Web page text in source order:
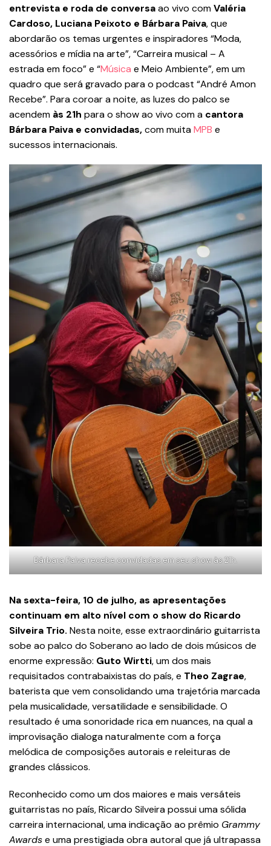
entrevista e roda de conversaao vivo comValéria
Cardoso, Luciana Peixoto e Bárbara Paiva, que
abordarão os temas urgentes e inspiradores “Moda,
acessórios e mídia na arte”, “Carreira musical – A
estrada em foco” e “Música e Meio Ambiente”, em um
quadro que será gravado para o podcast “André Amon
Recebe”. Para coroar a noite, as luzes do palco se
acendem às 21h para o show ao vivo com a cantora
Bárbara Paiva e convidadas,com muitaMPB e
sucessos internacionais.
Bárbara Paiva recebe convidadas em seu show às 21h.
Na sexta-feira, 10 de julho, as apresentações
continuam em alto nível com o show do Ricardo
Silveira Trio. Nesta noite, esse extraordinário guitarrista
sobe ao palco do Soberano ao lado de dois músicos de
enorme expressão: Guto Wirtti, um dos mais
requisitados contrabaixistas do país, e Theo Zagrae,
baterista que vem consolidando uma trajetória marcada
pela musicalidade, versatilidade e sensibilidade. O
resultado é uma sonoridade rica em nuances, na qual a
improvisação dialoga naturalmente com a força
melódica de composições autorais e releituras de
grandes clássicos.
Reconhecido como um dos maiores e mais versáteis
guitarristas no país, Ricardo Silveira possui uma sólida
carreira internacional, uma indicação ao prêmio Grammy
Awardse uma prestigiada obra autoral que já ultrapassa